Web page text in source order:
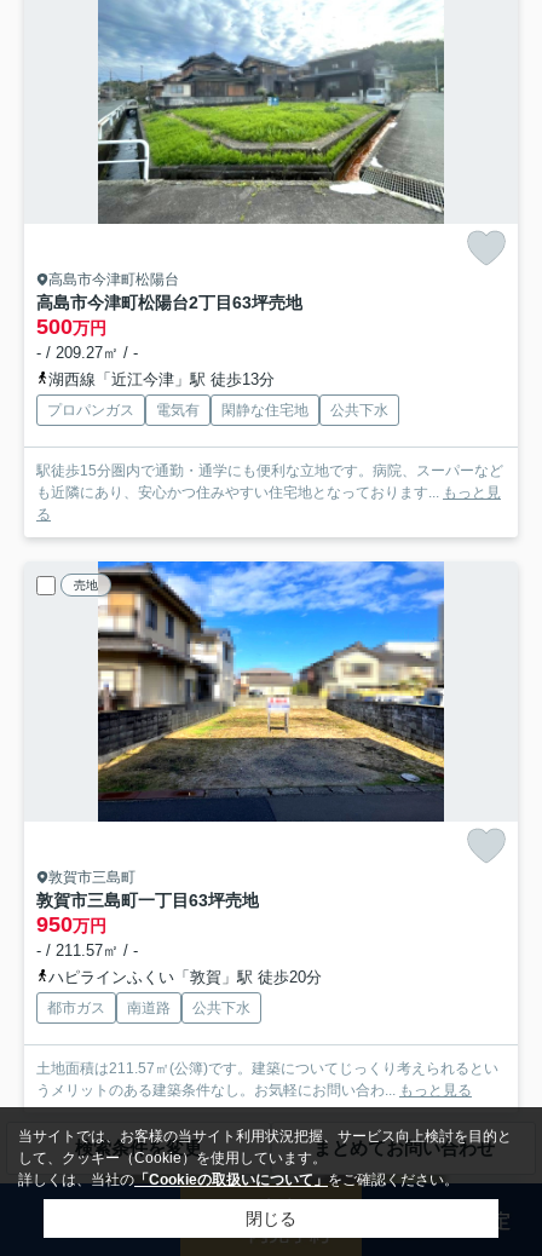
高島市今津町松陽台
高島市今津町松陽台2丁目63坪売地
500万円
- / 209.27㎡ / -
湖西線「近江今津」駅 徒歩13分
プロパンガス 電気有 閑静な住宅地 公共下水
駅徒歩15分圏内で通勤・通学にも便利な立地です。病院、スーパーなど
も近隣にあり、安心かつ住みやすい住宅地となっております...
もっと見
る
売地
敦賀市三島町
敦賀市三島町一丁目63坪売地
950万円
- / 211.57㎡ / -
ハピラインふくい「敦賀」駅 徒歩20分
都市ガス 南道路 公共下水
土地面積は211.57㎡(公簿)です。建築についてじっくり考えられるとい
うメリットのある建築条件なし。お気軽にお問い合わ...
もっと見る
中古一戸建
検索条件を変更 まとめてお問い合わせ
当サイトでは、お客様の当サイト利用状況把握、サービス向上検討を目的と
して、クッキー（Cookie）を使用しています。
詳しくは、当社の「Cookieの取扱いについて」 をご確認ください。
閉じる